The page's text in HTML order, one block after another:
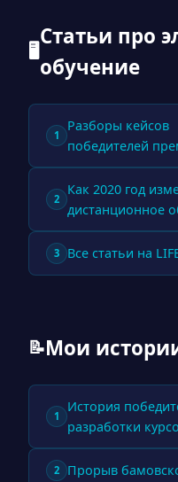
🖥
Статьи про
обучение
1
Разборы кейсов
победителей
2
Как 2020 год
дистанционное
3 Все статьи на
📝Мои
1
История
разработки
2 Прорыв